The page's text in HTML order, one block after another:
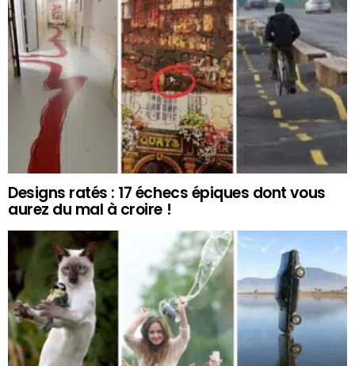
Designs ratés : 17 échecs épiques dont vous
aurez du mal à croire !